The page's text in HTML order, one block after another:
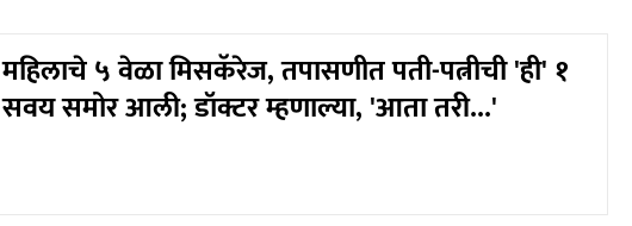
महिलाचे ५ वेळा मिसकॅरेज, तपासणीत पती-पत्नीची 'ही' १
सवय समोर आली; डॉक्टर म्हणाल्या, 'आता तरी...'